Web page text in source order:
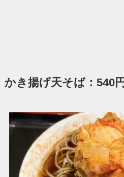
かき揚げ天そば：540円